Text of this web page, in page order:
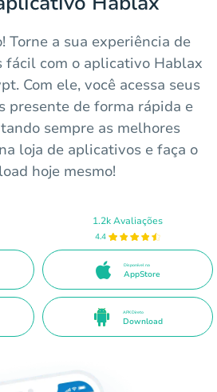
Torne a sua experiência de
fácil com o aplicativo Hablax
Com ele, você acessa seus
presente de forma rápida e
sempre as melhores
loja de aplicativos e faça o
hoje mesmo!
1.2k Avaliações
4.4
Disponível na
AppStore
APK Direto
Download